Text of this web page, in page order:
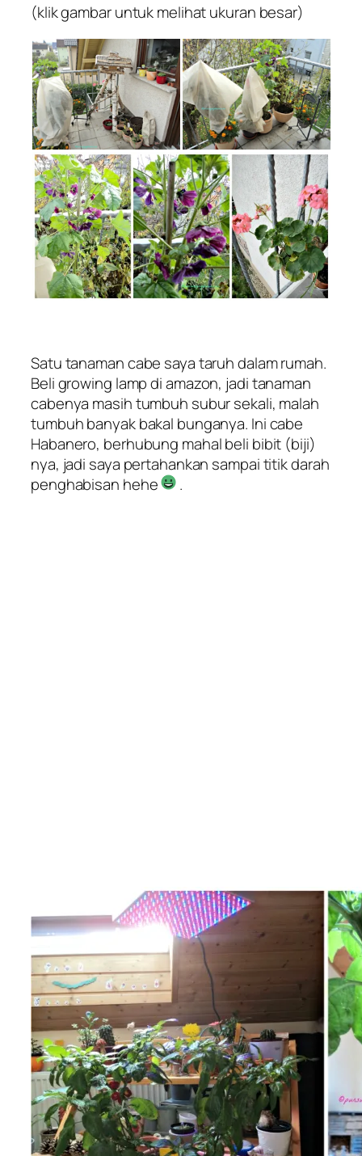
(klik gambar untuk melihat ukuran besar)
Satu tanaman cabe saya taruh dalam rumah.
Beligrowing lampdi amazon, jadi tanaman
cabenya masih tumbuh subur sekali, malah
tumbuh banyak bakal bunganya. Ini cabe
Habanero, berhubung mahal beli bibit (biji)
nya, jadi saya pertahankan sampai titik darah
penghabisan hehe
.